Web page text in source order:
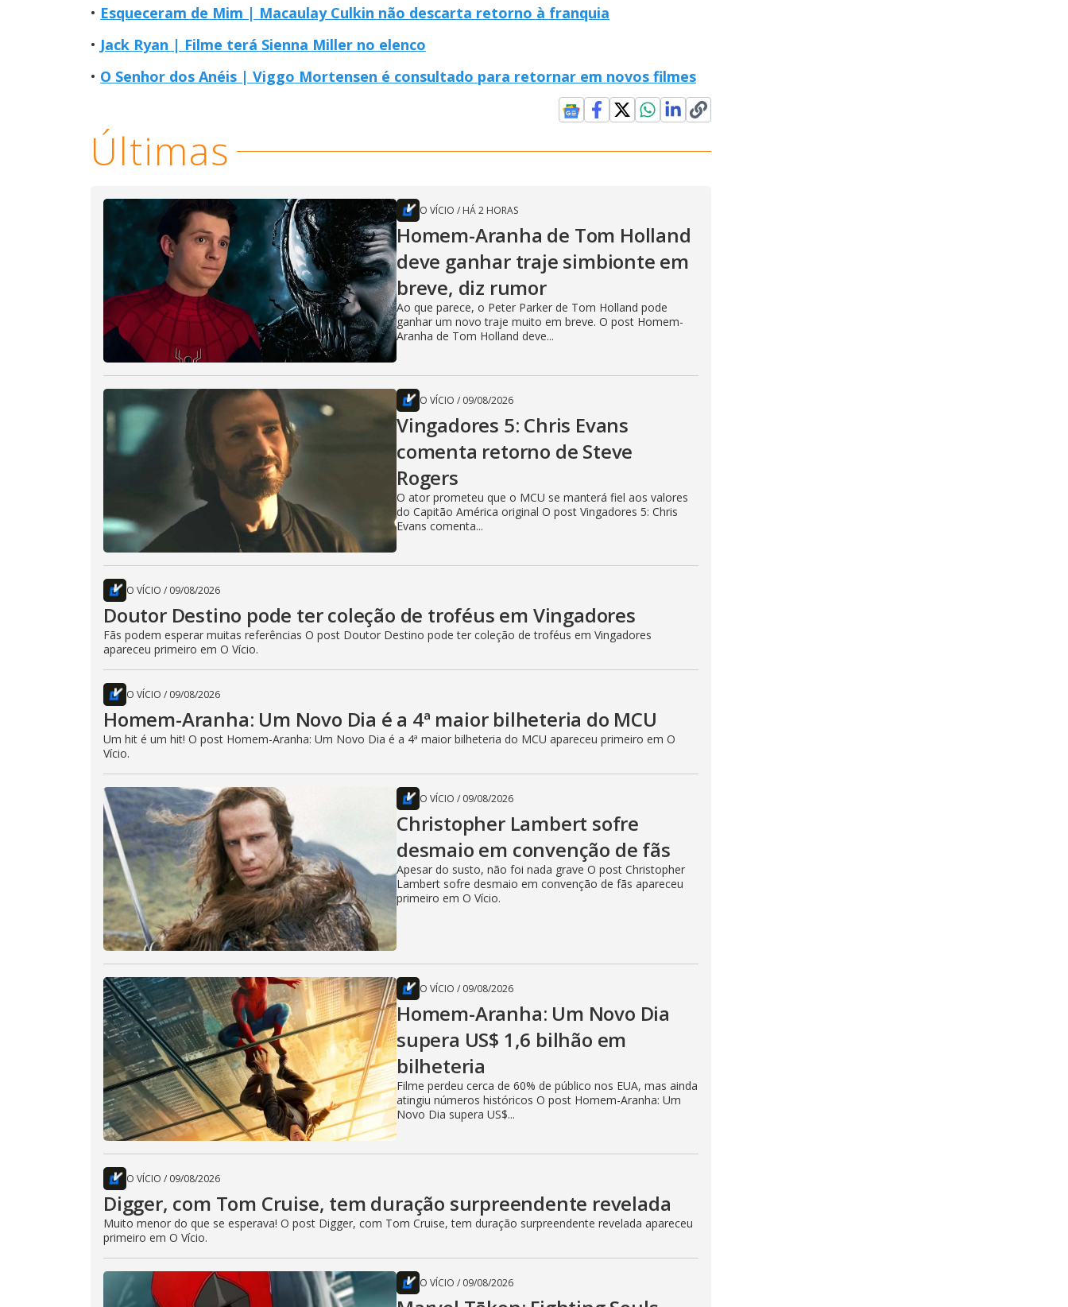
Esqueceram de Mim | Macaulay Culkin não descarta retorno à franquia
Jack Ryan | Filme terá Sienna Miller no elenco
O Senhor dos Anéis | Viggo Mortensen é consultado para retornar em novos filmes
Últimas
O VÍCIO / HÁ 2 HORAS
Homem-Aranha de Tom Holland
deve ganhar traje simbionte em
breve, diz rumor
Ao que parece, o Peter Parker de Tom Holland pode
ganhar um novo traje muito em breve. O post Homem-
Aranha de Tom Holland deve...
O VÍCIO / 09/08/2026
Vingadores 5: Chris Evans
comenta retorno de Steve
Rogers
O ator prometeu que o MCU se manterá fiel aos valores
do Capitão América original O post Vingadores 5: Chris
Evans comenta...
O VÍCIO / 09/08/2026
Doutor Destino pode ter coleção de troféus em Vingadores
Fãs podem esperar muitas referências O post Doutor Destino pode ter coleção de troféus em Vingadores
apareceu primeiro em O Vício.
O VÍCIO / 09/08/2026
Homem-Aranha: Um Novo Dia é a 4ª maior bilheteria do MCU
Um hit é um hit! O post Homem-Aranha: Um Novo Dia é a 4ª maior bilheteria do MCU apareceu primeiro em O
Vício.
O VÍCIO / 09/08/2026
Christopher Lambert sofre
desmaio em convenção de fãs
Apesar do susto, não foi nada grave O post Christopher
Lambert sofre desmaio em convenção de fãs apareceu
primeiro em O Vício.
O VÍCIO / 09/08/2026
Homem-Aranha: Um Novo Dia
supera US$ 1,6 bilhão em
bilheteria
Filme perdeu cerca de 60% de público nos EUA, mas ainda
atingiu números históricos O post Homem-Aranha: Um
Novo Dia supera US$...
O VÍCIO / 09/08/2026
Digger, com Tom Cruise, tem duração surpreendente revelada
Muito menor do que se esperava! O post Digger, com Tom Cruise, tem duração surpreendente revelada apareceu
primeiro em O Vício.
O VÍCIO / 09/08/2026